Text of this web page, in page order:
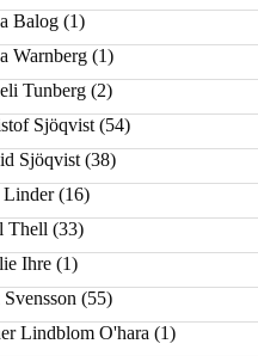
Balog (1)
Warnberg (1)
Tunberg (2)
Sjöqvist (54)
Sjöqvist (38)
Linder(16)
Thell (33)
Ihre (1)
(55)
Lindblom O'hara (1)